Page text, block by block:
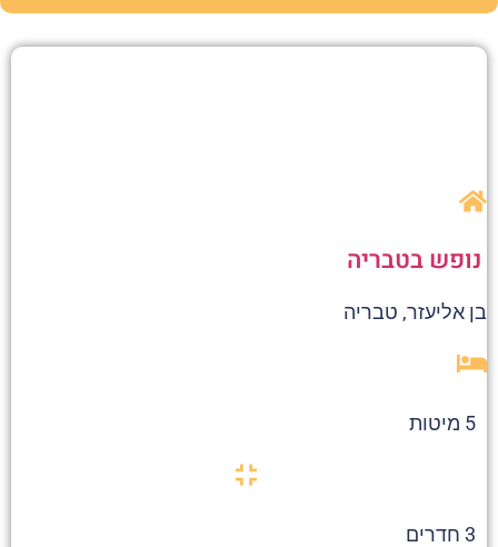
נופש בטבריה
בן אליעזר, טבריה
5 מיטות
3 חדרים